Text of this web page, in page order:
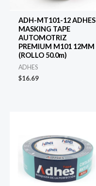
ADH-MT101-12 ADHES
MASKING TAPE
AUTOMOTRIZ
PREMIUM M101 12MM
(ROLLO 50.0m)
ADHES
$16.69